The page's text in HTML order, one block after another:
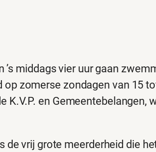
middags vier uur gaan
zomerse zondagen van 15
en Gemeentebelangen,
vrij grote meerderheid die